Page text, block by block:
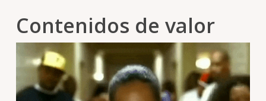
Contenidos de valor